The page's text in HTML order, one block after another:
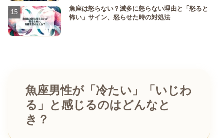
魚座は怒らない？滅多に怒らない理由と「怒ると
怖い」サイン、怒らせた時の対処法
魚座男性が「冷たい」「いじわ
る」と感じるのはどんなと
き？